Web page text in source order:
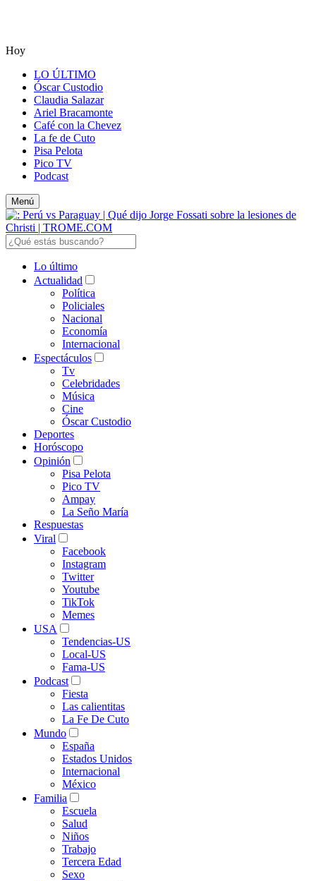
Hoy
LO ÚLTIMO
Óscar Custodio
Claudia Salazar
Ariel Bracamonte
Café con la Chevez
La fe de Cuto
Pisa Pelota
Pico TV
Podcast
Menú
Lo último
Actualidad
Política
Policiales
Nacional
Economía
Internacional
Espectáculos
Tv
Celebridades
Música
Cine
Óscar Custodio
Deportes
Horóscopo
Opinión
Pisa Pelota
Pico TV
Ampay
La Seño María
Respuestas
Viral
Facebook
Instagram
Twitter
Youtube
TikTok
Memes
USA
Tendencias-US
Local-US
Fama-US
Podcast
Fiesta
Las calientitas
La Fe De Cuto
Mundo
España
Estados Unidos
Internacional
México
Familia
Escuela
Salud
Niños
Trabajo
Tercera Edad
Sexo